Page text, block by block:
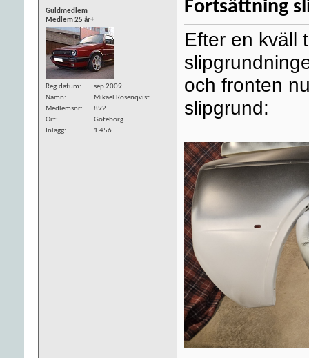
Guldmedlem
Medlem 25 år+
Reg.datum
sep 2009
Namn
Mikael Rosenqvist
Medlemsnr
892
Ort
Göteborg
Inlägg
1 456
Fortsättning
Efter en kväll
och fronten
slipgrund: